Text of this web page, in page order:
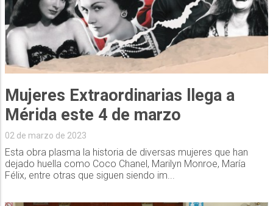
Mujeres Extraordinarias llega a
Mérida este 4 de marzo
02 de marzo de 2023
Esta obra plasma la historia de diversas mujeres que han
dejado huella como Coco Chanel, Marilyn Monroe, María
Félix, entre otras que siguen siendo im...